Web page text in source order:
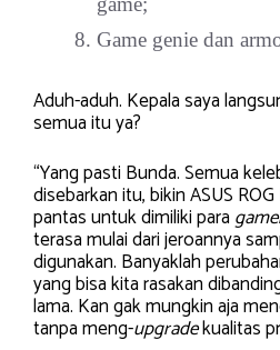
Game genie dan
Aduh-aduh. Kepala saya
semua itu ya?
“Yang pasti Bunda. Semua
disebarkan itu, bikin ASUS
pantas untuk dimiliki para
terasa mulai dari jeroannya
digunakan. Banyaklah
yang bisa kita rasakan
lama. Kan gak mungkin aja
tanpa meng-upgradekualitas